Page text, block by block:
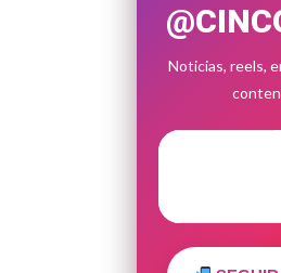
Noticias, reels,